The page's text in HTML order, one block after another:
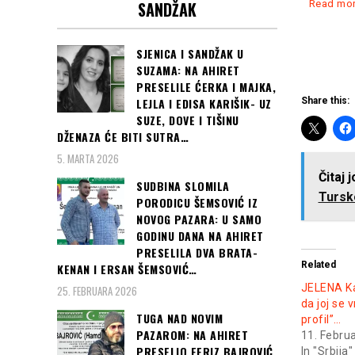
Read
Share this:
Čitaj
Related
JELENA
da joj se
profil”…
11.
In "Srbija"
SANDŽAK
SJENICA I SANDŽAK U
SUZAMA: NA AHIRET
PRESELILE ĆERKA I MAJKA,
LEJLA I EDISA KARIŠIK- UZ
SUZE, DOVE I TIŠINU
DŽENAZA ĆE BITI SUTRA…
5. MARTA 2026
SUDBINA SLOMILA
PORODICU ŠEMSOVIĆ IZ
NOVOG PAZARA: U SAMO
GODINU DANA NA AHIRET
PRESELILA DVA BRATA-
KENAN I ERSAN ŠEMSOVIĆ…
25. FEBRUARA 2026
TUGA NAD NOVIM
PAZAROM: NA AHIRET